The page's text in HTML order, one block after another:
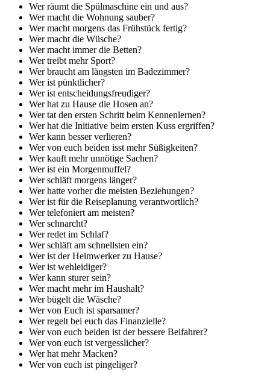
Wer räumt die Spülmaschine ein und aus?
Wer macht die Wohnung sauber?
Wer macht morgens das Frühstück fertig?
Wer macht die Wüsche?
Wer macht immer die Betten?
Wer treibt mehr Sport?
Wer braucht am längsten im Badezimmer?
Wer ist pünktlicher?
Wer ist entscheidungsfreudiger?
Wer hat zu Hause die Hosen an?
Wer tat den ersten Schritt beim Kennenlernen?
Wer hat die Initiative beim ersten Kuss ergriffen?
Wer kann besser verlieren?
Wer von euch beiden isst mehr Süßigkeiten?
Wer kauft mehr unnötige Sachen?
Wer ist ein Morgenmuffel?
Wer schläft morgens länger?
Wer hatte vorher die meisten Beziehungen?
Wer ist für die Reiseplanung verantwortlich?
Wer telefoniert am meisten?
Wer schnarcht?
Wer redet im Schlaf?
Wer schläft am schnellsten ein?
Wer ist der Heimwerker zu Hause?
Wer ist wehleidiger?
Wer kann sturer sein?
Wer macht mehr im Haushalt?
Wer bügelt die Wäsche?
Wer von Euch ist sparsamer?
Wer regelt bei euch das Finanzielle?
Wer von euch beiden ist der bessere Beifahrer?
Wer von euch ist vergesslicher?
Wer hat mehr Macken?
Wer von euch ist pingeliger?